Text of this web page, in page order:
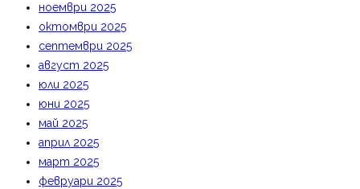
ноември 2025
октомври 2025
септември 2025
август 2025
юли 2025
юни 2025
май 2025
април 2025
март 2025
февруари 2025